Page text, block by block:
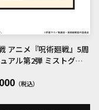
アニメ『呪術廻戦』5周
アル第2弾 ミストグラ